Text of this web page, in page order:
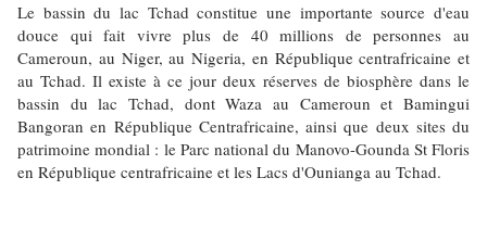
Le bassin du lac Tchad constitue une importante source d'eau
douce qui fait vivre plus de 40 millions de personnes au
Cameroun, au Niger, au Nigeria, en République centrafricaine et
au Tchad. Il existe à ce jour deux réserves de biosphère dans le
bassin du lac Tchad, dont Waza au Cameroun et Bamingui
Bangoran en République Centrafricaine, ainsi que deux sites du
patrimoine mondial : le Parc national du Manovo-Gounda St Floris
en République centrafricaine et les Lacs d'Ounianga au Tchad.